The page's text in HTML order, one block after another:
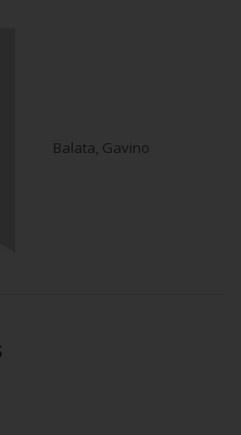
Balata, Gavino